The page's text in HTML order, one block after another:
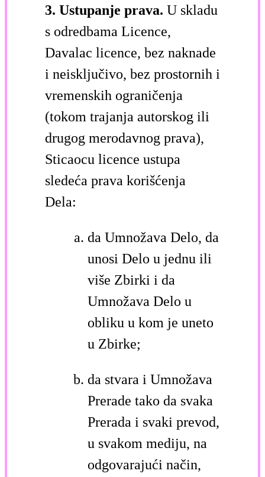
3. Ustupanje prava. U skladu
s odredbama Licence,
Davalac licence, bez naknade
i neisključivo, bez prostornih i
vremenskih ograničenja
(tokom trajanja autorskog ili
drugog merodavnog prava),
Sticaocu licence ustupa
sledeća prava korišćenja
Dela:
da Umnožava Delo, da
unosi Delo u jednu ili
više Zbirki i da
Umnožava Delo u
obliku u kom je uneto
u Zbirke;
da stvara i Umnožava
Prerade tako da svaka
Prerada i svaki prevod,
u svakom mediju, na
odgovarajući način,